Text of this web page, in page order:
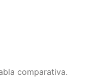
comparativa.